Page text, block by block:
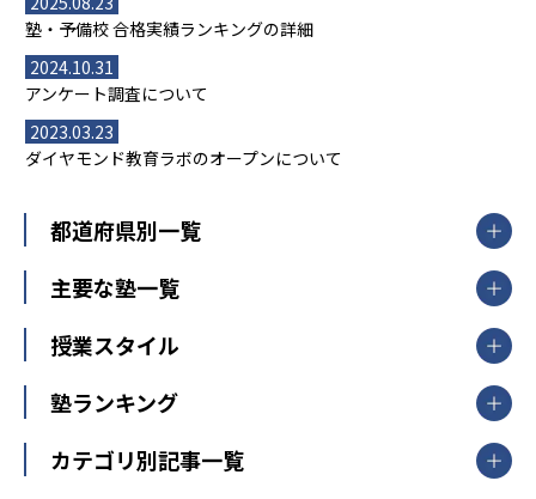
塾・予備校 合格実績ランキングの詳細
2024.10.31
アンケート調査について
2023.03.23
ダイヤモンド教育ラボのオープンについて
都道府県別一覧
北海道・東北
山形県
福島県
関東
東京都
神奈川県
茨城県
栃木県
群馬県
主要な塾一覧
【掲載塾一覧を見る】
東京個別指導学院
明光義塾
授業スタイル
個別指導
オンライン指導
塾ランキング
中学受験ランキング
カテゴリ別記事一覧